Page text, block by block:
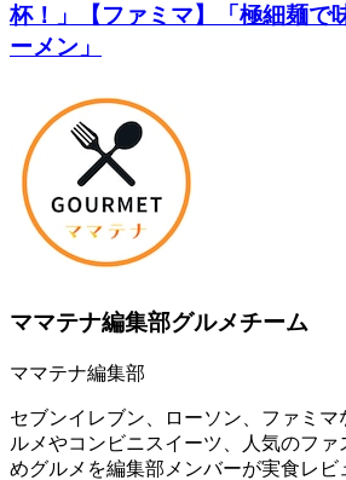
杯！」【ファミマ】「極細麺で
ーメン」
ママテナ編集部グルメチーム
ママテナ編集部
セブンイレブン、ローソン、ファミ
ルメやコンビニスイーツ、人気のフ
めグルメを編集部メンバーが実食レビ